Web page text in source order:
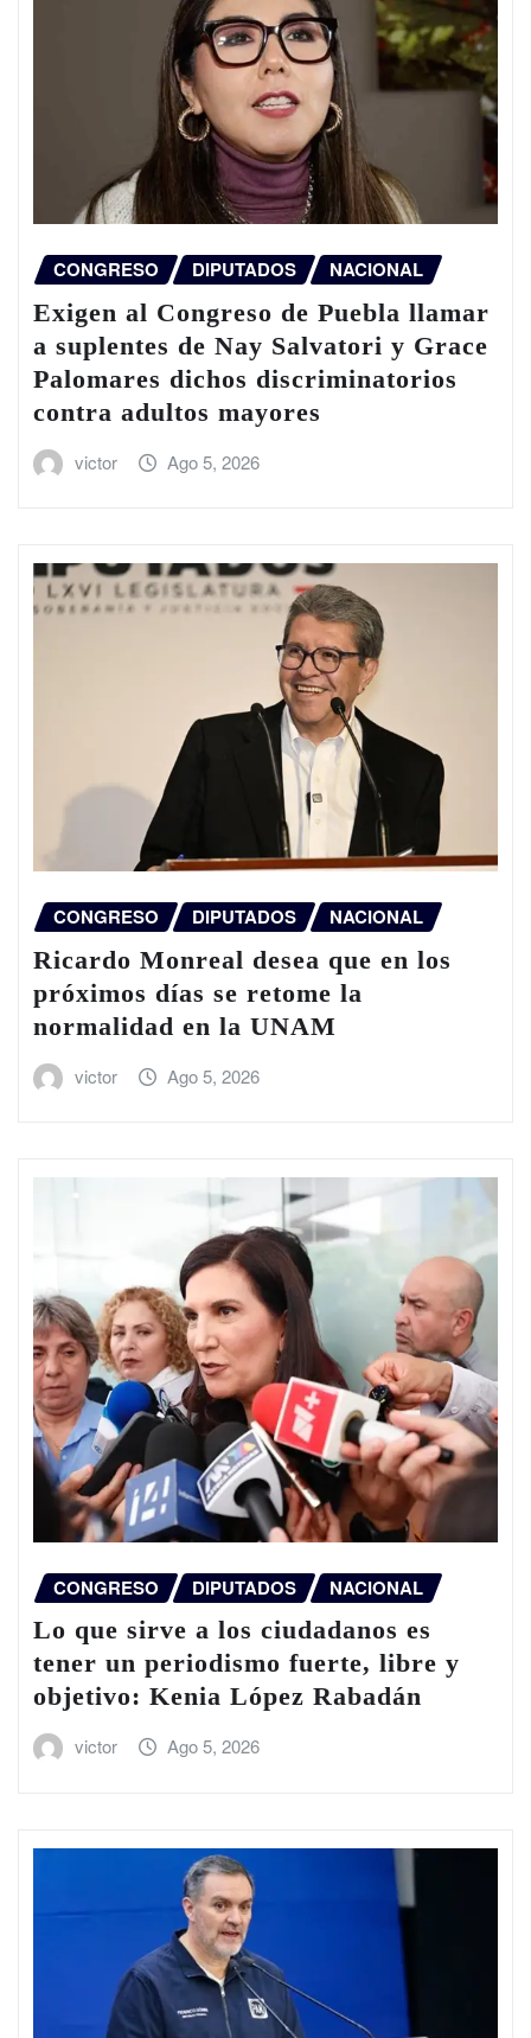
CONGRESO DIPUTADOS NACIONAL
Exigen al Congreso de Puebla llamar
a suplentes de Nay Salvatori y Grace
Palomares dichos discriminatorios
contra adultos mayores
victor Ago 5, 2026
CONGRESO DIPUTADOS NACIONAL
Ricardo Monreal desea que en los
próximos días se retome la
normalidad en la UNAM
victor Ago 5, 2026
CONGRESO DIPUTADOS NACIONAL
Lo que sirve a los ciudadanos es
tener un periodismo fuerte, libre y
objetivo: Kenia López Rabadán
victor Ago 5, 2026